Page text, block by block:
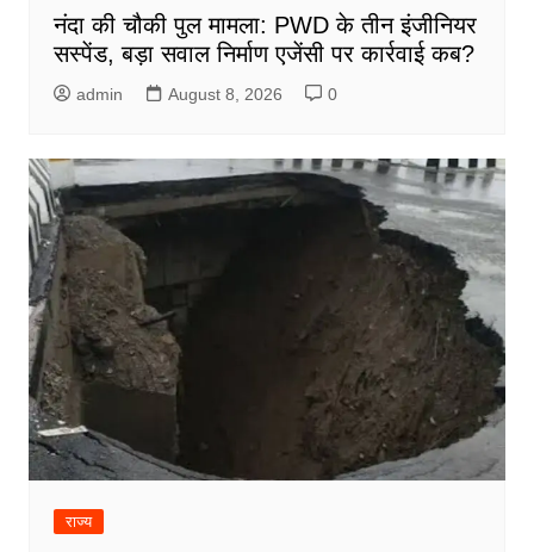
नंदा की चौकी पुल मामला: PWD के तीन इंजीनियर
सस्पेंड, बड़ा सवाल निर्माण एजेंसी पर कार्रवाई कब?
admin August 8, 2026 0
राज्य